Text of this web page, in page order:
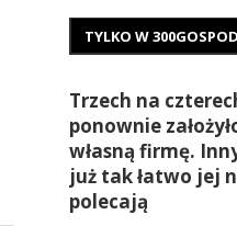
TYLKO W
Trzech na
ponownie
własną firmę.
już tak łatwo jej
polecają